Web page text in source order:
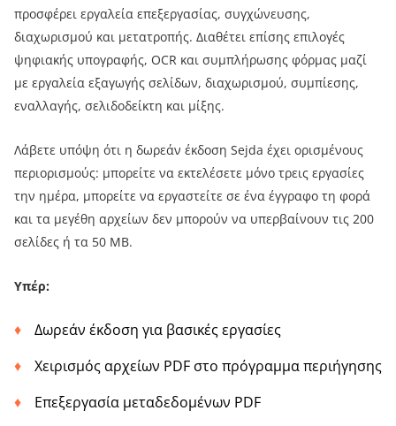
προσφέρει εργαλεία επεξεργασίας, συγχώνευσης,
διαχωρισμού και μετατροπής. Διαθέτει επίσης επιλογές
ψηφιακής υπογραφής, OCR και συμπλήρωσης φόρμας μαζί
με εργαλεία εξαγωγής σελίδων, διαχωρισμού, συμπίεσης,
εναλλαγής, σελιδοδείκτη και μίξης.
Λάβετε υπόψη ότι η δωρεάν έκδοση Sejda έχει ορισμένους
περιορισμούς: μπορείτε να εκτελέσετε μόνο τρεις εργασίες
την ημέρα, μπορείτε να εργαστείτε σε ένα έγγραφο τη φορά
και τα μεγέθη αρχείων δεν μπορούν να υπερβαίνουν τις 200
σελίδες ή τα 50 MB.
Υπέρ:
Δωρεάν έκδοση για βασικές εργασίες
Χειρισμός αρχείων PDF στο πρόγραμμα περιήγησης
Επεξεργασία μεταδεδομένων PDF